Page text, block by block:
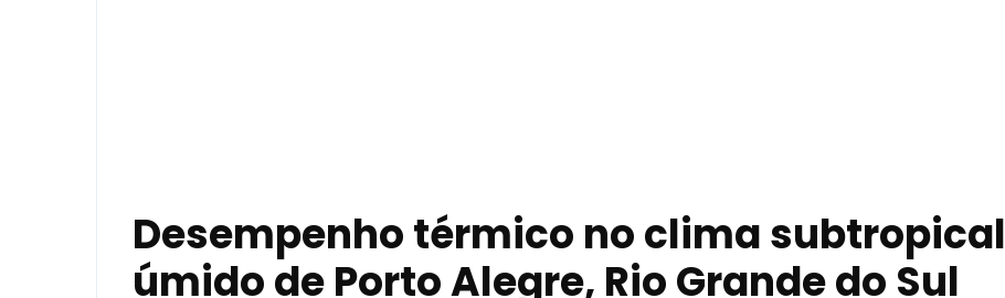
Desempenho térmico no clima subtropical
úmido de Porto Alegre, Rio Grande do Sul